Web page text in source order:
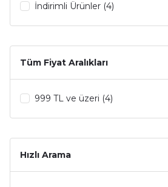
Chanel (17)
Dolce Gabbana (17)
Lancome (17)
Jean Paul Gaultier (15)
İndirimli Ürünler (4)
Tüm Fiyat Aralıkları
999 TL ve üzeri (4)
Hızlı Arama